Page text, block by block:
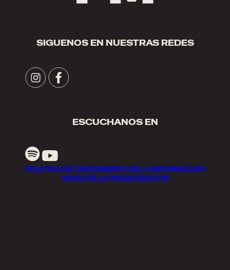
SIGUENOS EN NUESTRAS REDES
ESCUCHANOS EN
POLITICA DE TRATAMIENTO DE LA INFORMACION
AVISO DE LA PRIVACIDAD FM